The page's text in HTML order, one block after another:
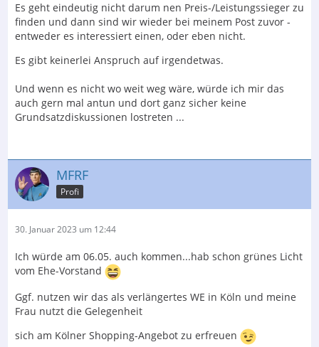
Es geht eindeutig nicht darum nen Preis-/Leistungssieger zu
finden und dann sind wir wieder bei meinem Post zuvor -
entweder es interessiert einen, oder eben nicht.
Es gibt keinerlei Anspruch auf irgendetwas.
Und wenn es nicht wo weit weg wäre, würde ich mir das
auch gern mal antun und dort ganz sicher keine
Grundsatzdiskussionen lostreten ...
MFRF
Profi
30. Januar 2023 um 12:44
Ich würde am 06.05. auch kommen...hab schon grünes Licht
vom Ehe-Vorstand
Ggf. nutzen wir das als verlängertes WE in Köln und meine
Frau nutzt die Gelegenheit
sich am Kölner Shopping-Angebot zu erfreuen